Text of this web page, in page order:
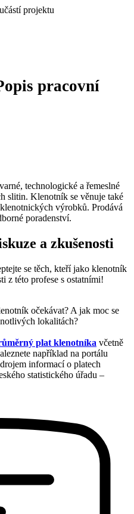
projektu
pracovní
technologické a řemeslné
slitin. Klenotník se věnuje také
výrobků. Prodává
poradenství.
a zkušenosti
se těch, kteří jako klenotník
z této profese s ostatními!
očekávat? A jak moc se
lokalitách?
plat klenotníka včetně
například na portálu
informací o platech
statistického úřadu –